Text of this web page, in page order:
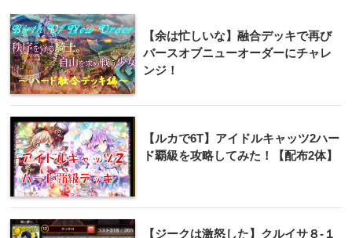
【余は忙しいな】融合デッキで再び
バースオブニューオーダーにチャレ
ンジ！
【ルカで6T】アイドルキャッツ2ハー
ド覇級を攻略してみた！【配布2体】
【ジークは激怒した】クルイサ８-１